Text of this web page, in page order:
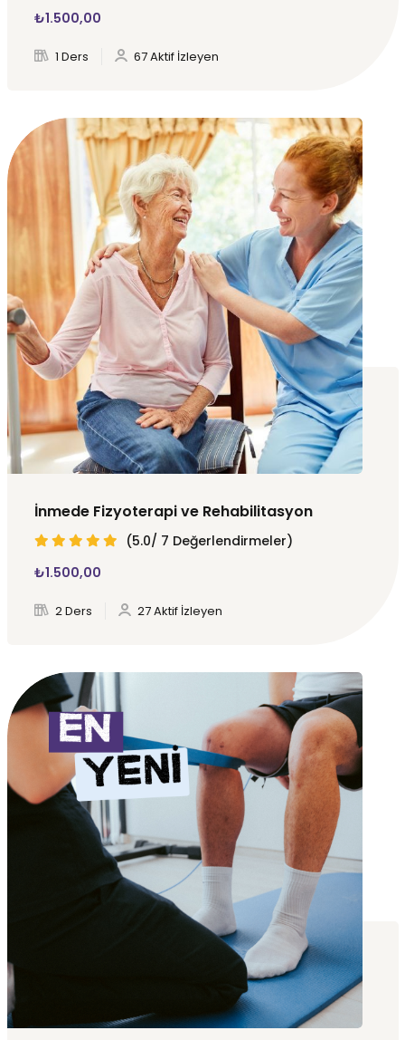
₺1.500,00
1 Ders 67 Aktif İzleyen
İnmede Fizyoterapi ve Rehabilitasyon
(5.0/ 7 Değerlendirmeler)
₺1.500,00
2 Ders 27 Aktif İzleyen